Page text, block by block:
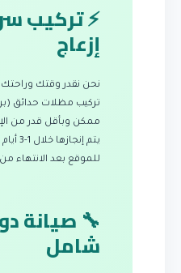
⚡ تركيب
إزعاج
نحن نقدر وقتك
تركيب مظلات حدائق
ممكن وبأقل قدر من
يتم
للموقع بعد الانتهاء
🔧 صيانة
شامل